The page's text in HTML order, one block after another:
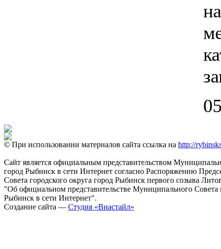
© При использовании материалов сайта ссылка на http://
Сайт является официальным представительством
город Рыбинск в сети Интернет согласно Распоряжению
Совета городского округа город Рыбинск первого созыва
"Об официальном представительстве Муниципального Совета
Рыбинск в сети Интернет".
Создание сайта — Студия «Виастайл»